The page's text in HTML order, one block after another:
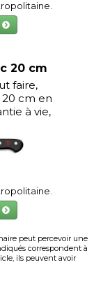
20 cm
faire,
cm en
à vie,
peut percevoir une
correspondent à
ils peuvent avoir